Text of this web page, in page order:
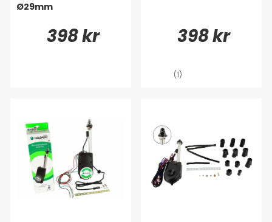
Ø29mm
398 kr 398 kr
(1)